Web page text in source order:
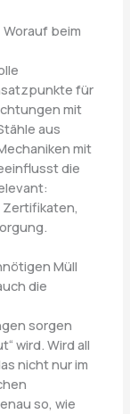
beim
für
mit
aus
mit
die
Müll
die
sorgen
wird. Wird all
nicht nur im
so, wie